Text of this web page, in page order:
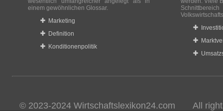
einem gewöhnlichen Glossar.
Marketing
Definition
Konditionenpolitik
© 2023-2024 Wirtschaftslexikon24.com All